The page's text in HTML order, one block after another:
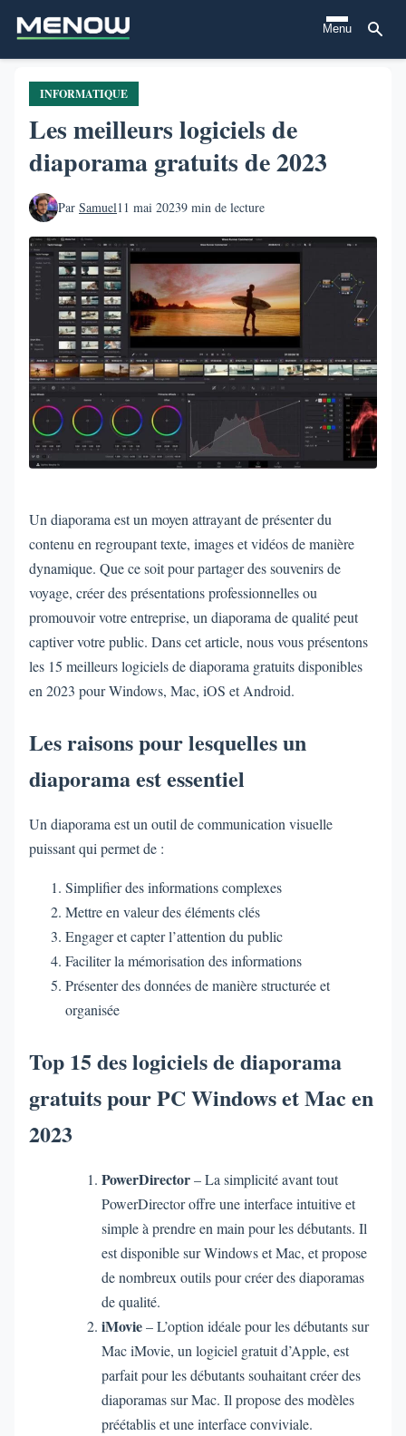
contenu
principal
Menu
INFORMATIQUE
Les meilleurs logiciels de
diaporama gratuits de 2023
Par Samuel11 mai 20239 min de lecture
Un diaporama est un moyen attrayant de présenter du
contenu en regroupant texte, images et vidéos de manière
dynamique. Que ce soit pour partager des souvenirs de
voyage, créer des présentations professionnelles ou
promouvoir votre entreprise, un diaporama de qualité peut
captiver votre public. Dans cet article, nous vous présentons
les 15 meilleurs logiciels de diaporama gratuits disponibles
en 2023 pour Windows, Mac, iOS et Android.
Les raisons pour lesquelles un
diaporama est essentiel
Un diaporama est un outil de communication visuelle
puissant qui permet de :
Simplifier des informations complexes
Mettre en valeur des éléments clés
Engager et capter l’attention du public
Faciliter la mémorisation des informations
Présenter des données de manière structurée et
organisée
Top 15 des logiciels de diaporama
gratuits pour PC Windows et Mac en
2023
PowerDirector– La simplicité avant tout
PowerDirector offre une interface intuitive et
simple à prendre en main pour les débutants. Il
est disponible sur Windows et Mac, et propose
de nombreux outils pour créer des diaporamas
de qualité.
iMovie– L’option idéale pour les débutants sur
Mac iMovie, un logiciel gratuit d’Apple, est
parfait pour les débutants souhaitant créer des
diaporamas sur Mac. Il propose des modèles
préétablis et une interface conviviale.